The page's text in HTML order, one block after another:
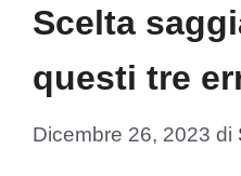
Scelta
questi tre
Dicembre 26, 2023 di